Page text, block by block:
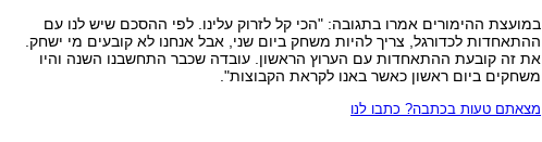
במועצת ההימורים אמרו בתגובה: "הכי קל לזרוק עלינו. לפי ההסכם שיש לנו עם
ההתאחדות לכדורגל, צריך להיות משחק ביום שני, אבל אנחנו לא קובעים מי ישחק.
את זה קובעת ההתאחדות עם הערוץ הראשון. עובדה שכבר התחשבנו השנה והיו
משחקים ביום ראשון כאשר באנו לקראת הקבוצות".
מצאתם טעות בכתבה? כתבו לנו